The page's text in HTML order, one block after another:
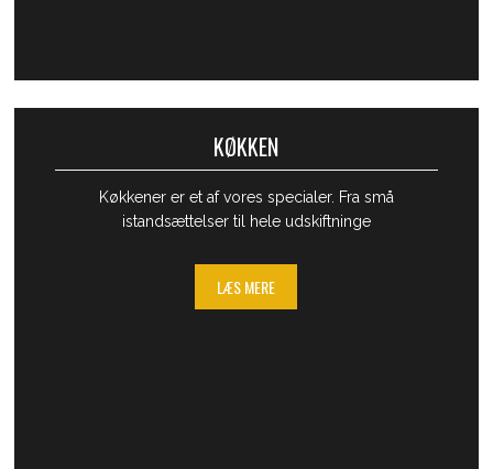
KØKKEN
​Køkkener er et af vores specialer. Fra små
istandsættelser til hele udskiftninge
LÆS MERE